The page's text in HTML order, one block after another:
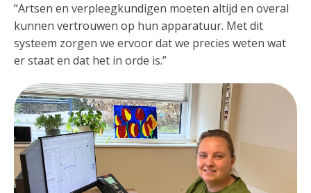
“Artsen en verpleegkundigen moeten altijd en overal
kunnen vertrouwen op hun apparatuur. Met dit
systeem zorgen we ervoor dat we precies weten wat
er staat en dat het in orde is.”